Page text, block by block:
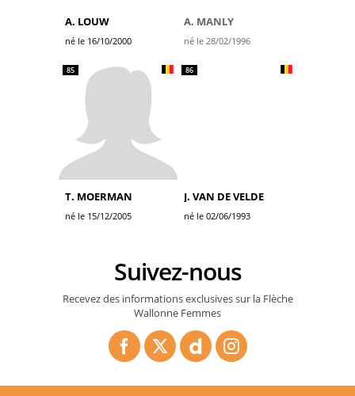
A. LOUW
né le 16/10/2000
A. MANLY
né le 28/02/1996
85
T. MOERMAN
né le 15/12/2005
86
J. VAN DE VELDE
né le 02/06/1993
Suivez-nous
Recevez des informations exclusives sur la Flèche
Wallonne Femmes